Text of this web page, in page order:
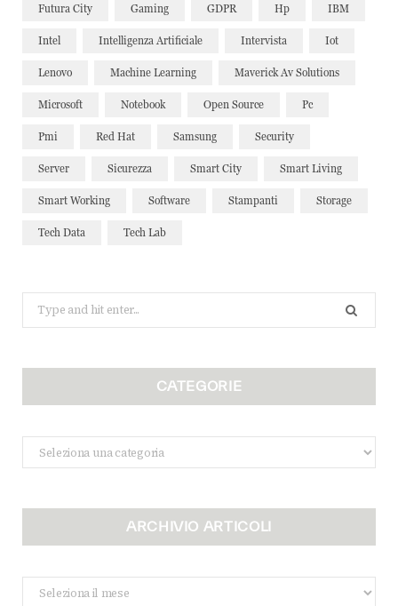
Futura City Gaming GDPR Hp IBM
Intel Intelligenza Artificiale Intervista Iot
Lenovo Machine Learning Maverick Av Solutions
Microsoft Notebook Open Source Pc
Pmi Red Hat Samsung Security
Server Sicurezza Smart City Smart Living
Smart Working Software Stampanti Storage
Tech Data Tech Lab
Search
for:
CATEGORIE
Categorie
ARCHIVIO ARTICOLI
Archivio